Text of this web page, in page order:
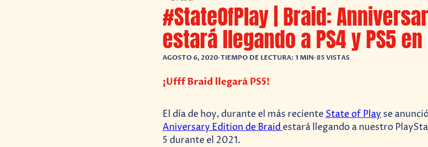
#StateOfPlay | Braid:
estará llegando a PS4 y PS5
AGOSTO 6, 2020•TIEMPO DE LECTURA: 1 MIN•85 VISTAS
¡Ufff Braid llegará PS5!
El día de hoy, durante el más reciente State of Play se
Aniversary Edition de Braid estará llegando a nuestro
5 durante el 2021.